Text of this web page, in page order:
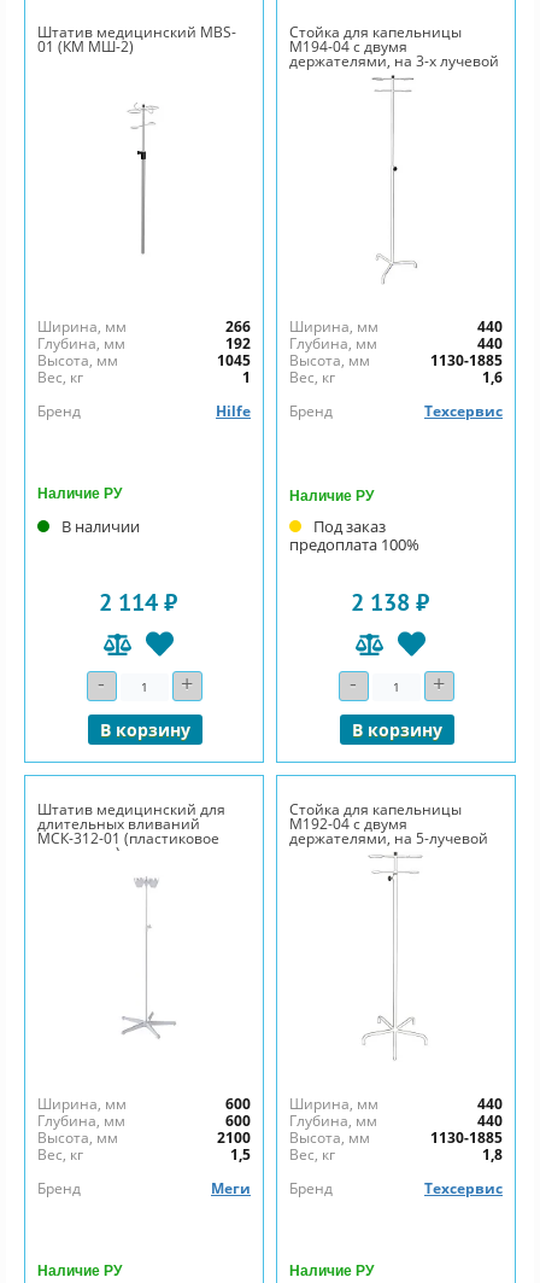
Штатив медицинский MBS-
01 (КМ МШ-2)
Ширина, мм
266
Глубина, мм
192
Высота, мм
1045
Вес, кг
1
Бренд
Hilfe
Наличие РУ
В наличии
2 114 ₽
- Количество+
В корзину
Стойка для капельницы
М194-04 с двумя
держателями, на 3-х лучевой
опоре
Ширина, мм
440
Глубина, мм
440
Высота, мм
1130-1885
Вес, кг
1,6
Бренд
Техсервис
Наличие РУ
Под заказ
предоплата 100%
2 138 ₽
- Количество+
В корзину
Штатив медицинский для
длительных вливаний
МСК-312-01 (пластиковое
основание)
Ширина, мм
600
Глубина, мм
600
Высота, мм
2100
Вес, кг
1,5
Бренд
Меги
Наличие РУ
Стойка для капельницы
М192-04 с двумя
держателями, на 5-лучевой
опоре
Ширина, мм
440
Глубина, мм
440
Высота, мм
1130-1885
Вес, кг
1,8
Бренд
Техсервис
Наличие РУ